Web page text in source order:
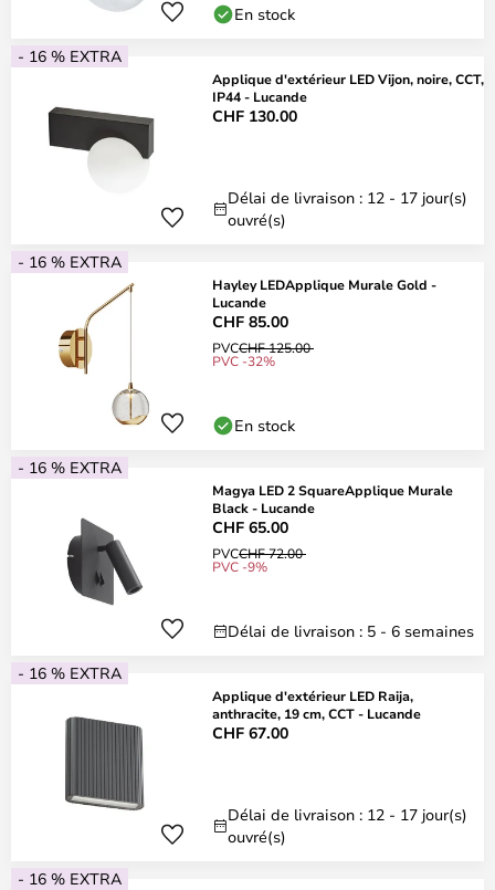
En stock
- 16 % EXTRA
Applique d'extérieur LED Vijon, noire, CCT,
IP44 - Lucande
CHF 130.00
Délai de livraison : 12 - 17 jour(s)
ouvré(s)
- 16 % EXTRA
Hayley LEDApplique Murale Gold -
Lucande
CHF 85.00
PVCCHF 125.00
PVC -32%
En stock
- 16 % EXTRA
Magya LED 2 SquareApplique Murale
Black - Lucande
CHF 65.00
PVCCHF 72.00
PVC -9%
Délai de livraison : 5 - 6 semaines
- 16 % EXTRA
Applique d'extérieur LED Raija,
anthracite, 19 cm, CCT - Lucande
CHF 67.00
Délai de livraison : 12 - 17 jour(s)
ouvré(s)
- 16 % EXTRA